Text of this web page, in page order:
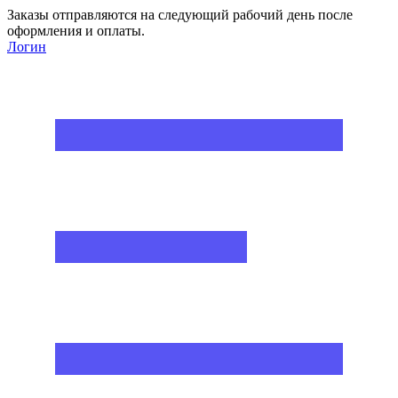
Заказы отправляются на следующий рабочий день после
оформления и оплаты.
Логин